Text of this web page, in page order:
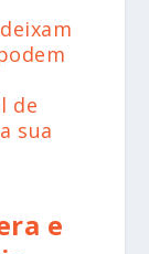
de
sua
e